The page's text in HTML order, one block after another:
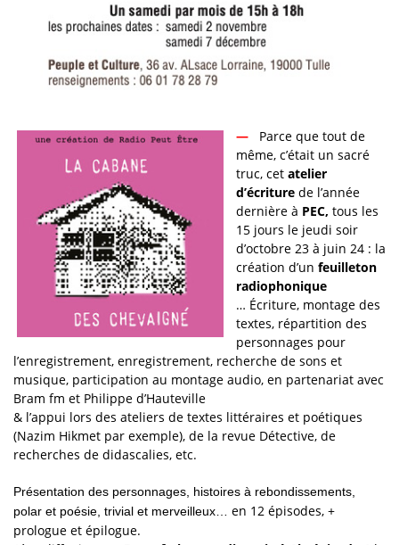
—
Parce que tout de
même, c’était un sacré
truc, cet atelier
d’écriture de l’année
dernière à PEC, tous les
15 jours le jeudi soir
d’octobre 23 à juin 24 : la
création d’un feuilleton
radiophonique
… Écriture, montage des
textes, répartition des
personnages pour
l’enregistrement, enregistrement, recherche de sons et
musique, participation au montage audio, en partenariat avec
Bram fm et Philippe d’Hauteville
& l’appui lors des ateliers de textes littéraires et poétiques
(Nazim Hikmet par exemple), de la revue Détective, de
recherches de didascalies, etc.
Présentation des personnages, histoires à rebondissements,
polar et poésie, trivial et merveilleux… en 12 épisodes, +
prologue et épilogue.